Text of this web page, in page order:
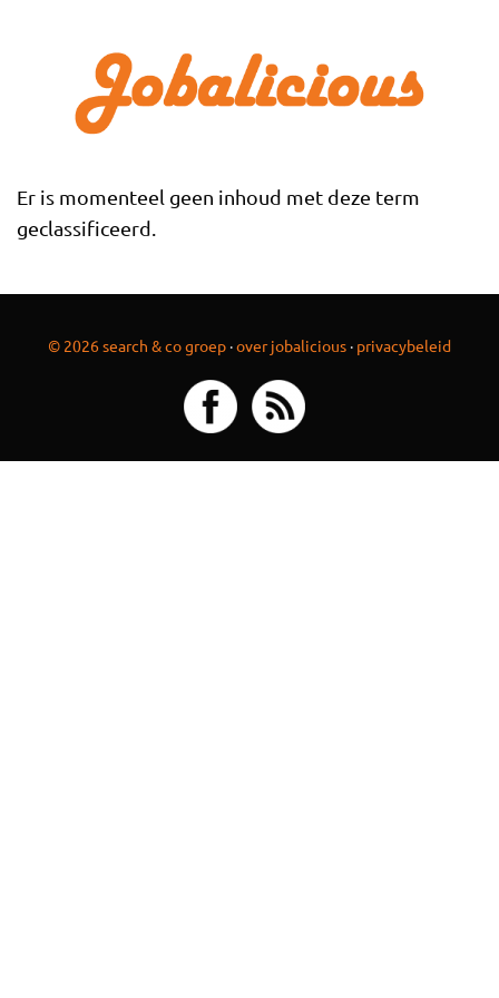
Er is momenteel geen inhoud met deze term
geclassificeerd.
© 2026 search & co groep ·over jobalicious · privacybeleid